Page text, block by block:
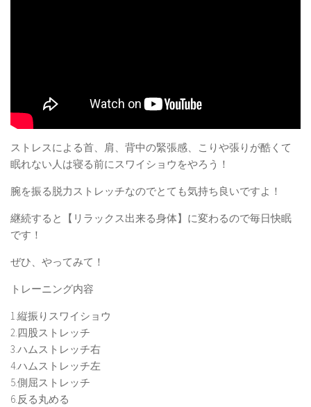
ストレスによる首、肩、背中の緊張感、こりや張りが酷くて
眠れない人は寝る前にスワイショウをやろう！
腕を振る脱力ストレッチなのでとても気持ち良いですよ！
継続すると【リラックス出来る身体】に変わるので毎日快眠
です！
ぜひ、やってみて！
トレーニング内容
1.縦振りスワイショウ
2.四股ストレッチ
3.ハムストレッチ右
4.ハムストレッチ左
5.側屈ストレッチ
6.反る丸める